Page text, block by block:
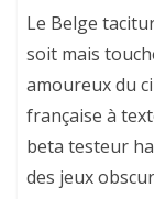
Le Belge
soit mais
amoureux du
française à
beta testeur
des jeux